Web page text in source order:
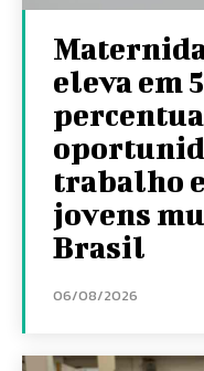
eleva em
trabalho
jovens
Brasil
06/08/2026